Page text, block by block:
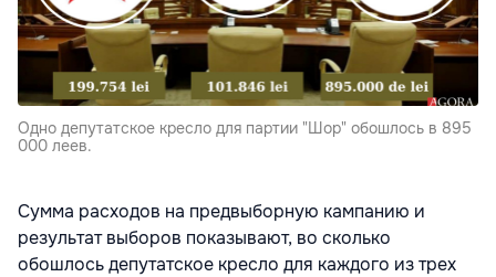
Одно депутатское кресло для партии "Шор" обошлось в 895
000 леев.
Сумма расходов на предвыборную кампанию и
результат выборов показывают, во сколько
обошлось депутатское кресло для каждого из трех